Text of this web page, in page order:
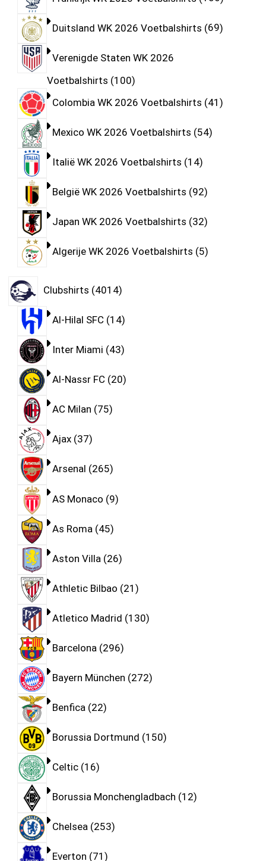
Duitsland WK 2026 Voetbalshirts 69
Verenigde Staten WK 2026
Voetbalshirts 100
Colombia WK 2026 Voetbalshirts 41
Mexico WK 2026 Voetbalshirts 54
Italië WK 2026 Voetbalshirts 14
België WK 2026 Voetbalshirts 92
Japan WK 2026 Voetbalshirts 32
Algerije WK 2026 Voetbalshirts 5
Clubshirts 4014
Al-Hilal SFC 14
Inter Miami 43
Al-Nassr FC 20
AC Milan 75
Ajax 37
Arsenal 265
AS Monaco 9
As Roma 45
Aston Villa 26
Athletic Bilbao 21
Atletico Madrid 130
Barcelona 296
Bayern München 272
Benfica 22
Borussia Dortmund 150
Celtic 16
Borussia Monchengladbach 12
Chelsea 253
Everton 71